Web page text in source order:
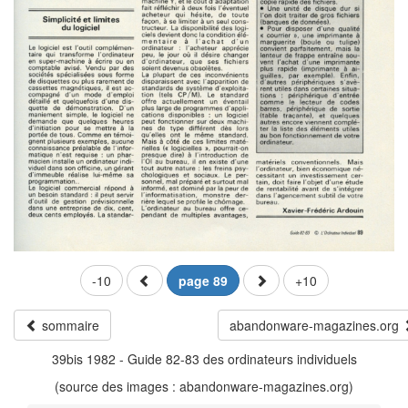
-10 page 89 +10
sommaire
abandonware-magazines.org
39bis 1982 - Guide 82-83 des ordinateurs individuels
(source des images : abandonware-magazines.org)